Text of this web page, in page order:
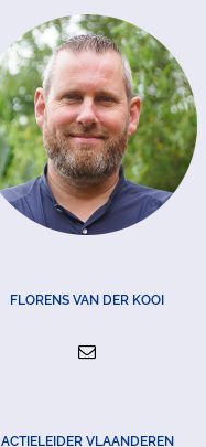
FLORENS VAN DER KOOI
ACTIELEIDER VLAANDEREN